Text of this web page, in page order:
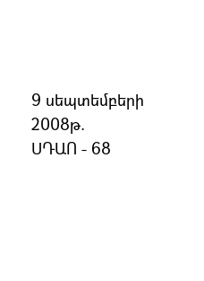
9 սեպտեմբերի
2008թ.
ՍԴԱՈ - 68